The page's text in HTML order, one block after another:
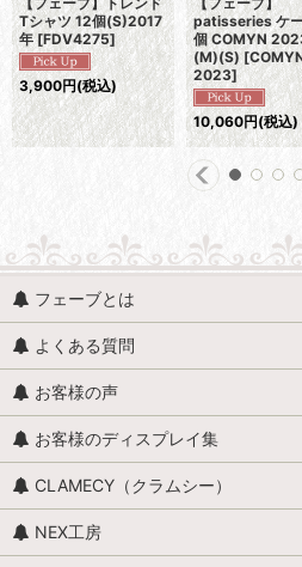
Tシャツ 12個(S)2017
年 [FDV4275]
3,900円(税込)
patisseries ケ
個 COMYN
(M)(S) [
2023]
10,060円(税込)
フェーブとは
よくある質問
お客様の声
お客様のディスプレイ集
CLAMECY（クラムシー）
NEX工房